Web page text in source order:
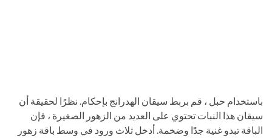
باستخدام حبل ، قم بربط سيقان الهدرانج بإحكام. نظرًا لحقيقة أن
سيقان هذا النبات تحتوي على العديد من الزهور الصغيرة ، فإن
الباقة تبدو غنية جدًا وضخمة. أدخل ثلاث ورود في وسط باقة زهور